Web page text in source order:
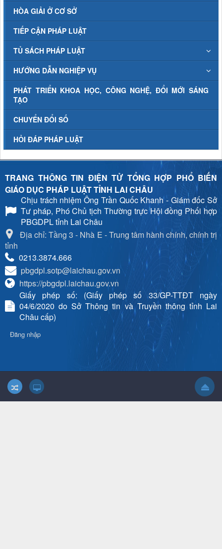
HÒA GIẢI Ở CƠ SỞ
TIẾP CẬN PHÁP LUẬT
TỦ SÁCH PHÁP LUẬT
HƯỚNG DẪN NGHIỆP VỤ
PHÁT TRIỂN KHOA HỌC, CÔNG NGHỆ, ĐỔI MỚI SÁNG
TẠO
CHUYỂN ĐỔI SỐ
HỎI ĐÁP PHÁP LUẬT
TRANG THÔNG TIN ĐIỆN TỬ TỔNG HỢP PHỔ BIẾN
GIÁO DỤC PHÁP LUẬT TỈNH LAI CHÂU
Chịu trách nhiệmÔng Trần Quốc Khanh - Giám đốc Sở
Tư pháp, Phó Chủ tịch Thường trực Hội đồng Phối hợp
PBGDPL tỉnh Lai Châu
Địa chỉ: Tầng 3 - Nhà E - Trung tâm hành chính, chính trị
tỉnh
0213.3874.666
pbgdpl.sotp@laichau.gov.vn
https://pbgdpl.laichau.gov.vn
Giấy phép số: (Giấy phép số 33/GP-TTĐT ngày
04/6/2020 do Sở Thông tin và Truyền thông tỉnh Lai
Châu cấp)
Đăng nhập